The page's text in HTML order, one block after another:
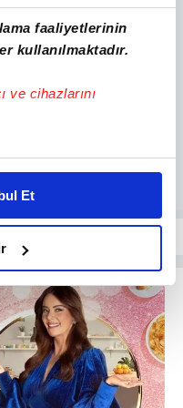
faaliyetlerinin
kullanılmaktadır.
ve cihazlarını
sizlere özel
Bunu yaparken
deneyimi sunmak
sunabilmek adına
ve bu noktada,
noktasında tek gelir
isteriz.
izin vermedikleri
Et